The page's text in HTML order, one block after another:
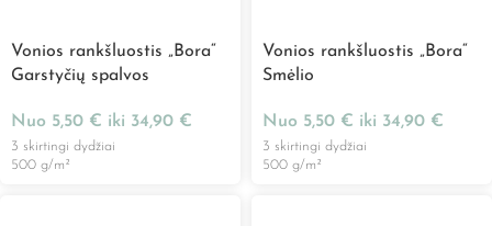
Vonios rankšluostis „Bora“
Garstyčių spalvos
Nuo 5,50 € iki 34,90 €
3 skirtingi dydžiai
500 g/m²
Vonios rankšluostis „Bora“
Smėlio
Nuo 5,50 € iki 34,90 €
3 skirtingi dydžiai
500 g/m²